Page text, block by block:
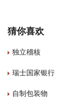
猜你喜欢
独立稽核
瑞士国家银行
自制包装物